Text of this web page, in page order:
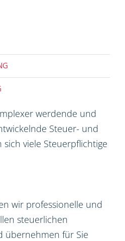
werdende und
Steuer- und
viele Steuerpflichtige
wir professionelle und
steuerlichen
übernehmen für Sie